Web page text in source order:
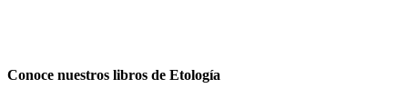
Conoce nuestros libros de Etología